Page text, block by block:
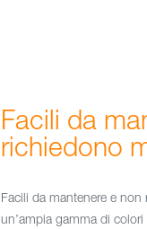
Facili da
richiedono
Facili da mantenere e
un’ampia gamma di